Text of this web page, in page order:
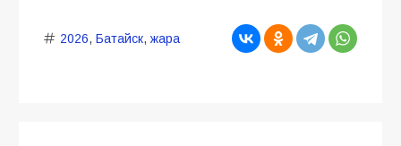
2026, Батайск, жара